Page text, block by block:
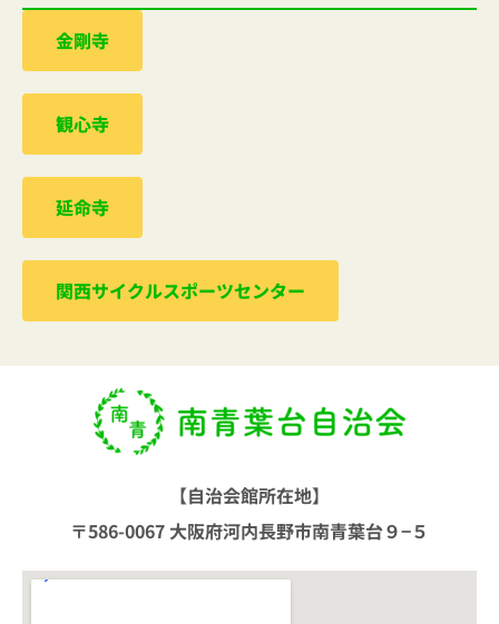
金剛寺
観心寺
延命寺
関西サイクルスポーツセンター
【自治会館所在地】
〒586-0067 大阪府河内長野市南青葉台９−５